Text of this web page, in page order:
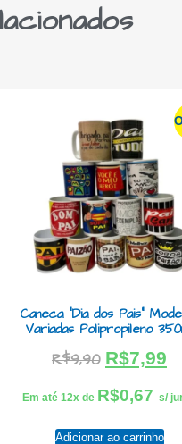
Caneca “Dia dos Pais”
Variadas Polipropileno
R$9,90 R$7,99
Em até 12x de R$0,67 s/
Adicionar ao carrinho